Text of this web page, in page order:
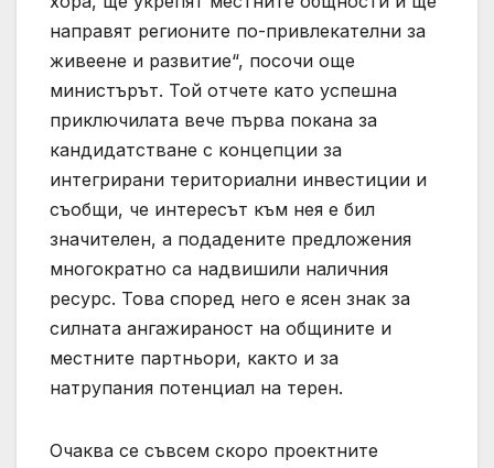
направят регионите по-привлекателни за
живеене и развитие“, посочи още
министърът. Той отчете като успешна
приключилата вече първа покана за
кандидатстване с концепции за
интегрирани териториални инвестиции и
съобщи, че интересът към нея е бил
значителен, а подадените предложения
многократно са надвишили наличния
ресурс. Това според него е ясен знак за
силната ангажираност на общините и
местните партньори, както и за
натрупания потенциал на терен.
Очаква се съвсем скоро проектните